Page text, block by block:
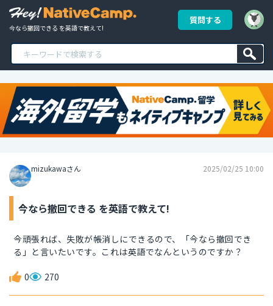
今なら撤回できる を英語で教えて!
質問する
mizukawaさん 2025/02/25 10:00
今なら撤回できる を英語で教えて!
今頑張れば、失敗が帳消しにできるので、「今なら撤回でき
る」と言いたいです。これは英語でなんというのですか？
0 270